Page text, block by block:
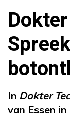
In Dokter
van Essen in